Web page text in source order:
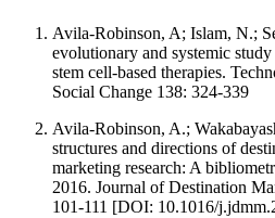
Avila-Robinson, A; Islam, N.;
evolutionary and systemic
stem cell-based therapies.
Social Change 138: 324-339
Avila-Robinson, A.;
structures and directions of
marketing research: A
2016. Journal of Destination
101-111 [DOI: 10.1016/